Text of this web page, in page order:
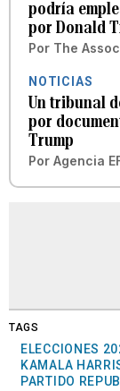
podría
por Donald
Por The
NOTICIAS
Un tribunal
por
Trump
Por Agencia
TAGS
ELECCIONES
KAMALA
PARTIDO